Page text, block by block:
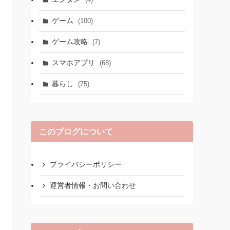
ゲーム (100)
ゲーム攻略 (7)
スマホアプリ (68)
暮らし (75)
このブログについて
プライバシーポリシー
運営者情報・お問い合わせ